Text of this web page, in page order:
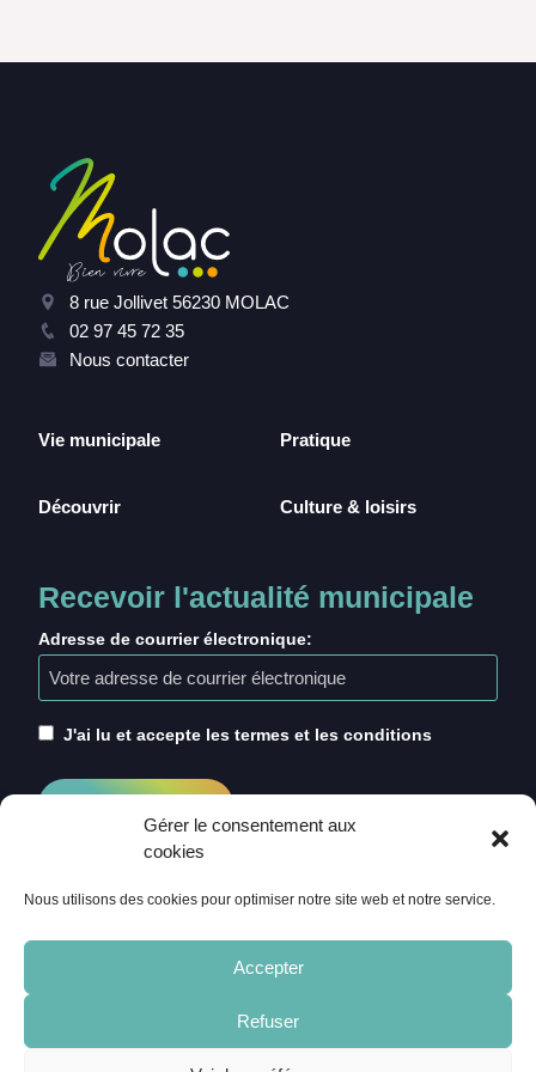
Gérer le consentement aux
cookies
Nous utilisons des cookies pour optimiser notre site web et notre service.
Accepter
Refuser
8 rue Jollivet 56230 MOLAC
02 97 45 72 35
Nous contacter
Vie municipale
Découvrir
Pratique
Culture & loisirs
Recevoir l'actualité municipale
Adresse de courrier électronique:
J'ai lu et accepte les termes et les conditions
CRÉDITS
MENTIONS LÉGALES